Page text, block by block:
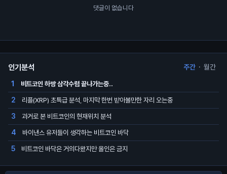
댓글이 없습니다
인기분석 주간 · 월간
1 비트코인 하방 삼각수렴 끝나가는중..
2 리플(XRP) 초특급 분석, 마지막 한번 받아볼만한 자리 오는중
3 과거로 본 비트코인의 현재위치 분석
4 바이낸스 유저들이 생각하는 비트코인 바닥
5 비트코인 바닥은 거의다왔지만 올인은 금지